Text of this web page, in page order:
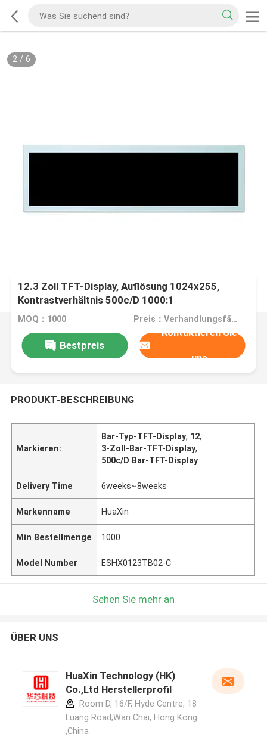
2/ 6
12.3 Zoll TFT-Display, Auflösung 1024x255,
Kontrastverhältnis 500c/D 1000:1
MOQ：1000 Preis：Verhandlungsfähig
Bestpreis
Kontaktieren Sie
uns
PRODUKT-BESCHREIBUNG
Markieren:
Bar-Typ-TFT-Display, 12,
3-Zoll-Bar-TFT-Display,
500c/D Bar-TFT-Display
Delivery Time 6weeks~8weeks
Markenname HuaXin
Min Bestellmenge 1000
Model Number ESHX0123TB02-C
Sehen Sie mehr an
ÜBER UNS
HuaXin Technology (HK)
Co.,Ltd Herstellerprofil
Room D, 16/F, Hyde Centre, 18
Luang Road,Wan Chai, Hong Kong
,China